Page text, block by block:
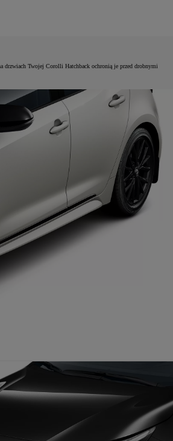
drzwiach Twojej Corolli Hatchback ochronią je przed drobnymi